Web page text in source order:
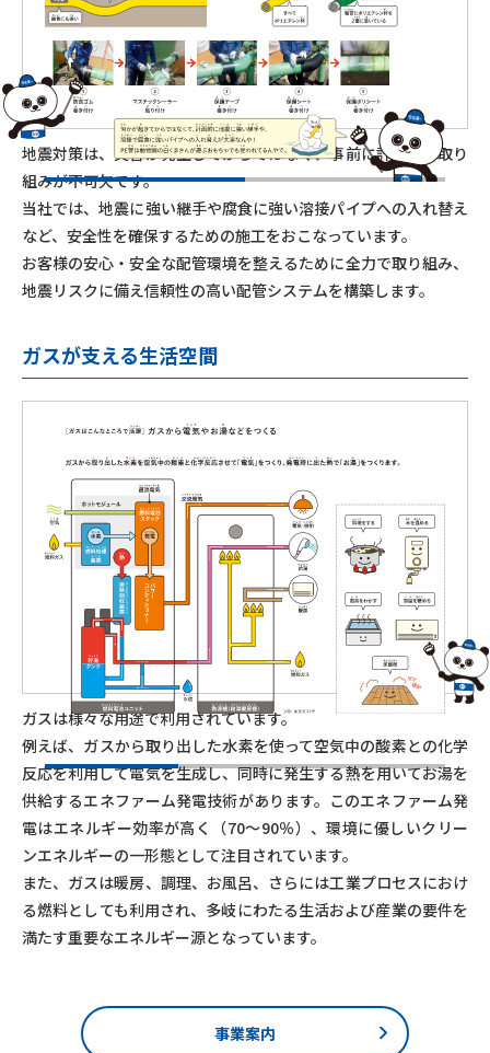
地震対策は、災害が発生してからではなく、事前に計画的な取り
組みが不可欠です。
当社では、地震に強い継手や腐食に強い溶接パイプへの入れ替え
など、安全性を確保するための施工をおこなっています。
お客様の安心・安全な配管環境を整えるために全力で取り組み、
地震リスクに備え信頼性の高い配管システムを構築します。
ガスが支える生活空間
ガスは様々な用途で利用されています。
例えば、ガスから取り出した水素を使って空気中の酸素との化学
反応を利用して電気を生成し、同時に発生する熱を用いてお湯を
供給するエネファーム発電技術があります。このエネファーム発
電はエネルギー効率が高く（70〜90％）、環境に優しいクリー
ンエネルギーの一形態として注目されています。
また、ガスは暖房、調理、お風呂、さらには工業プロセスにおけ
る燃料としても利用され、多岐にわたる生活および産業の要件を
満たす重要なエネルギー源となっています。
事業案内